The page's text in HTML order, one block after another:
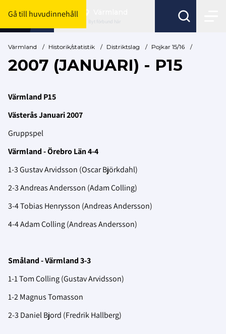
Gå till huvudinnehåll
Byt förbund här
Värmland / Historik/statistik / Distriktslag / Pojkar 15/16 /
2007 (JANUARI) - P15
Värmland P15
Västerås Januari 2007
Gruppspel
Värmland - Örebro Län 4-4
1-3 Gustav Arvidsson (Oscar Björkdahl)
2-3 Andreas Andersson (Adam Colling)
3-4 Tobias Henrysson (Andreas Andersson)
4-4 Adam Colling (Andreas Andersson)
Småland - Värmland 3-3
1-1 Tom Colling (Gustav Arvidsson)
1-2 Magnus Tomasson
2-3 Daniel Bjord (Fredrik Hallberg)